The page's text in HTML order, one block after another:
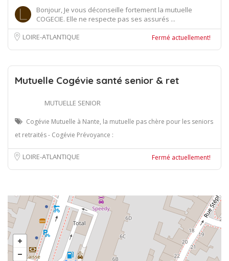
Bonjour, Je vous déconseille fortement la mutuelle
COGECIE. Elle ne respecte pas ses assurés ...
LOIRE-ATLANTIQUE
Fermé actuellement!
Mutuelle Cogévie santé senior & ret
MUTUELLE SENIOR
Cogévie Mutuelle à Nante, la mutuelle pas chère pour les seniors
et retraités - Cogévie Prévoyance :
LOIRE-ATLANTIQUE Fermé actuellement!